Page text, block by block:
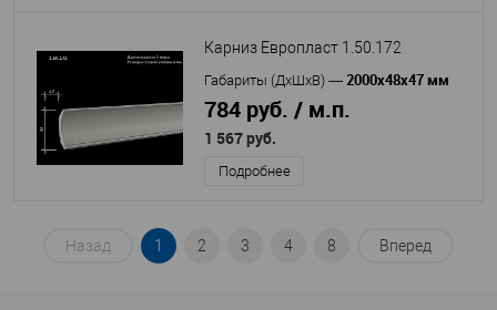
Карниз Европласт 1.50.172
Габариты (ДхШхВ) — 2000х48х47 мм
784 руб. / м.п.
1 567 руб.
Подробнее
Назад 1 2 3 4 8 Вперед